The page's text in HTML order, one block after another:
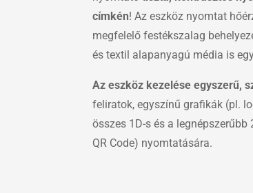
címkén! Az eszköz nyomtat
megfelelő festékszalag
és textil alapanyagú média is
Az eszköz kezelése egyszerű,
feliratok, egyszínű grafikák (pl.
összes 1D-s és a
QR Code) nyomtatására.